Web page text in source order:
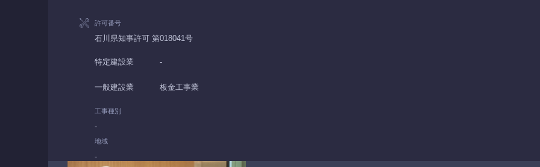
許可番号
石川県知事許可 第018041号
特定建設業 -
一般建設業 板金工事業
工事種別
-
地域
-